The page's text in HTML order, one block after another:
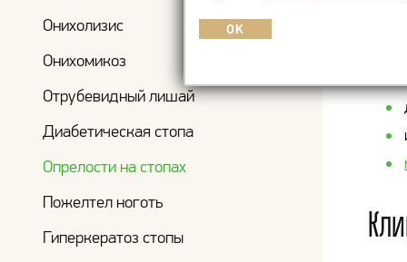
Онихолизис
Онихомикоз
Отрубевидный лишай
Диабетическая стопа
Опрелости на стопах
Пожелтел ноготь
Гиперкератоз стопы
OK